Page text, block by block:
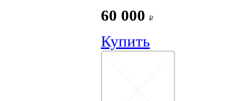
60 000
Купить